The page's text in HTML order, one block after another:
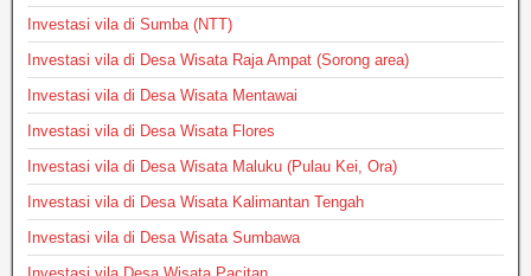
Investasi vila di Sumba (NTT)
Investasi vila di Desa Wisata Raja Ampat (Sorong area)
Investasi vila di Desa Wisata Mentawai
Investasi vila di Desa Wisata Flores
Investasi vila di Desa Wisata Maluku (Pulau Kei, Ora)
Investasi vila di Desa Wisata Kalimantan Tengah
Investasi vila di Desa Wisata Sumbawa